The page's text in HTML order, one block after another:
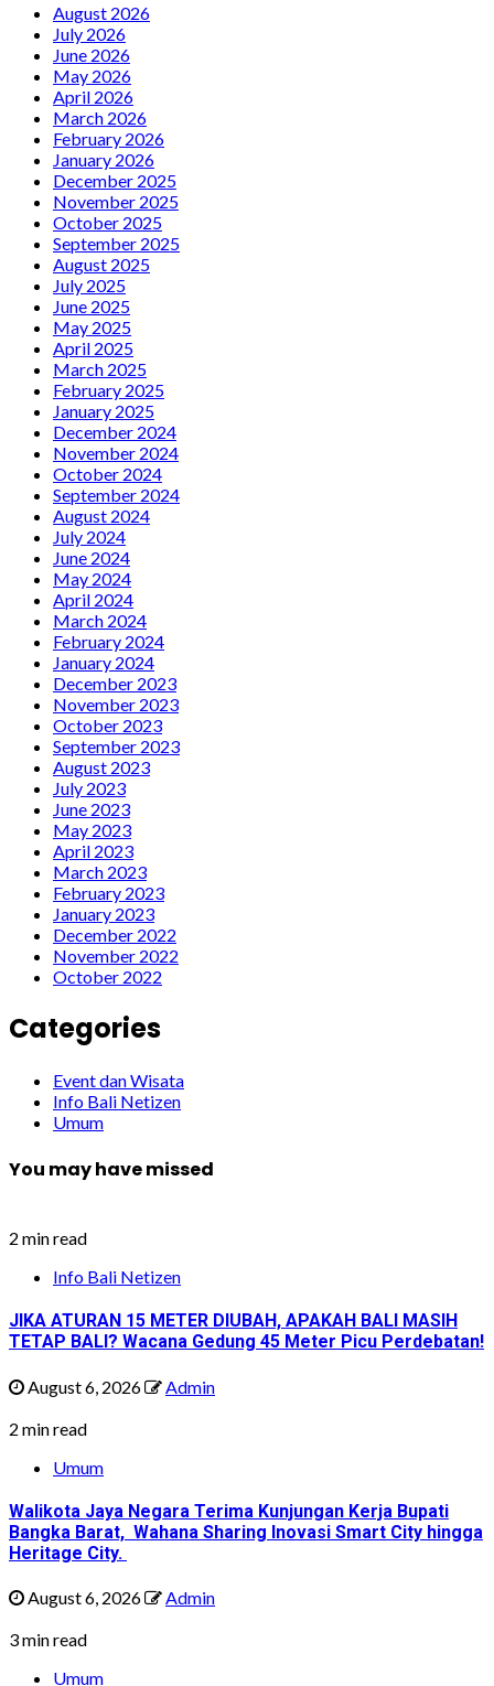
August 2026
July 2026
June 2026
May 2026
April 2026
March 2026
February 2026
January 2026
December 2025
November 2025
October 2025
September 2025
August 2025
July 2025
June 2025
May 2025
April 2025
March 2025
February 2025
January 2025
December 2024
November 2024
October 2024
September 2024
August 2024
July 2024
June 2024
May 2024
April 2024
March 2024
February 2024
January 2024
December 2023
November 2023
October 2023
September 2023
August 2023
July 2023
June 2023
May 2023
April 2023
March 2023
February 2023
January 2023
December 2022
November 2022
October 2022
Categories
Event dan Wisata
Info Bali Netizen
Umum
You may have missed
2 min read
Info Bali Netizen
JIKA ATURAN 15 METER DIUBAH, APAKAH BALI MASIH
TETAP BALI? Wacana Gedung 45 Meter Picu Perdebatan!
August 6, 2026
Admin
2 min read
Umum
Walikota Jaya Negara Terima Kunjungan Kerja Bupati
Bangka Barat, Wahana Sharing Inovasi Smart City hingga
Heritage City.
August 6, 2026
Admin
3 min read
Umum